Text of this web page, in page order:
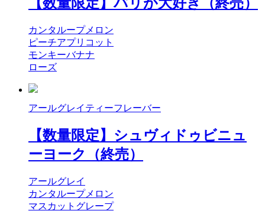
カンタループメロン
ピーチアプリコット
モンキーバナナ
ローズ
アールグレイティーフレーバー
【数量限定】シュヴィドゥビニュ
ーヨーク（終売）
アールグレイ
カンタループメロン
マスカットグレープ